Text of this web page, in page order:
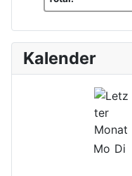
Kalender
Mo Di